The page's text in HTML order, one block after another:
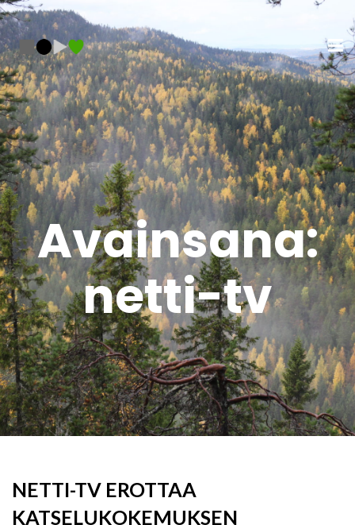
Avainsana:
netti-tv
NETTI-TV EROTTAA
KATSELUKOKEMUKSEN